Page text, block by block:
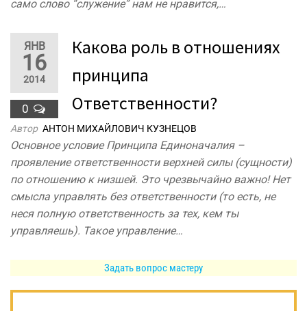
само слово “служение” нам не нравится,…
ЯНВ
16
2014
0
Какова роль в отношениях
принципа
Ответственности?
Автор АНТОН МИХАЙЛОВИЧ КУЗНЕЦОВ
Основное условие Принципа Единоначалия –
проявление ответственности верхней силы (сущности)
по отношению к низшей. Это чрезвычайно важно! Нет
смысла управлять без ответственности (то есть, не
неся полную ответственность за тех, кем ты
управляешь). Такое управление…
Задать вопрос мастеру